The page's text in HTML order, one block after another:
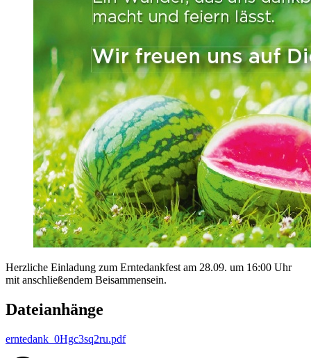
Herzliche Einladung zum Erntedankfest am 28.09. um 16:00 Uhr
mit anschließendem Beisammensein.
Dateianhänge
erntedank_0Hgc3sq2ru.pdf